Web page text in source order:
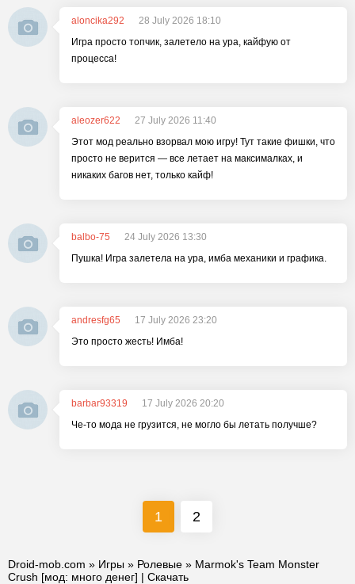
aloncika292
28 July 2026 18:10
Игра просто топчик, залетело на ура, кайфую от
процесса!
aleozer622
27 July 2026 11:40
Этот мод реально взорвал мою игру! Тут такие фишки, что
просто не верится — все летает на максималках, и
никаких багов нет, только кайф!
balbo-75
24 July 2026 13:30
Пушка! Игра залетела на ура, имба механики и графика.
andresfg65
17 July 2026 23:20
Это просто жесть! Имба!
barbar93319
17 July 2026 20:20
Че-то мода не грузится, не могло бы летать получше?
1 2
Droid-mob.com » Игры » Ролевые » Marmok's Team Monster
Crush [мод: много денег] | Скачать